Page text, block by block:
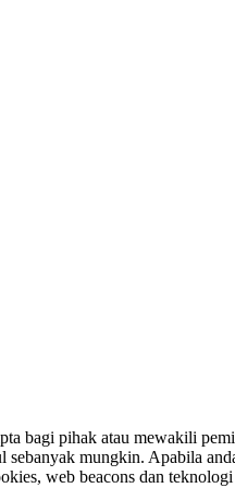
bagi pihak atau mewakili
mungkin. Apabila
web beacons dan